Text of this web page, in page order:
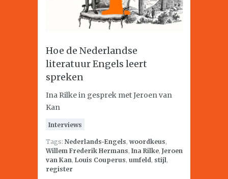
Hoe de Nederlandse
literatuur Engels leert
spreken
Ina Rilke in gesprek met Jeroen van
Kan
Interviews
Tags: Nederlands-Engels, woordkeus,
Willem Frederik Hermans, Ina Rilke, Jeroen
van Kan, Louis Couperus, umfeld, stijl,
register